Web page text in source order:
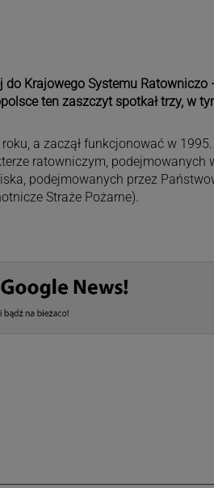
do Krajowego Systemu Ratowniczo
ten zaszczyt spotkał trzy, w
a zaczął funkcjonować w 1995.
ratowniczym, podejmowanych
podejmowanych przez
Straże Pożarne).